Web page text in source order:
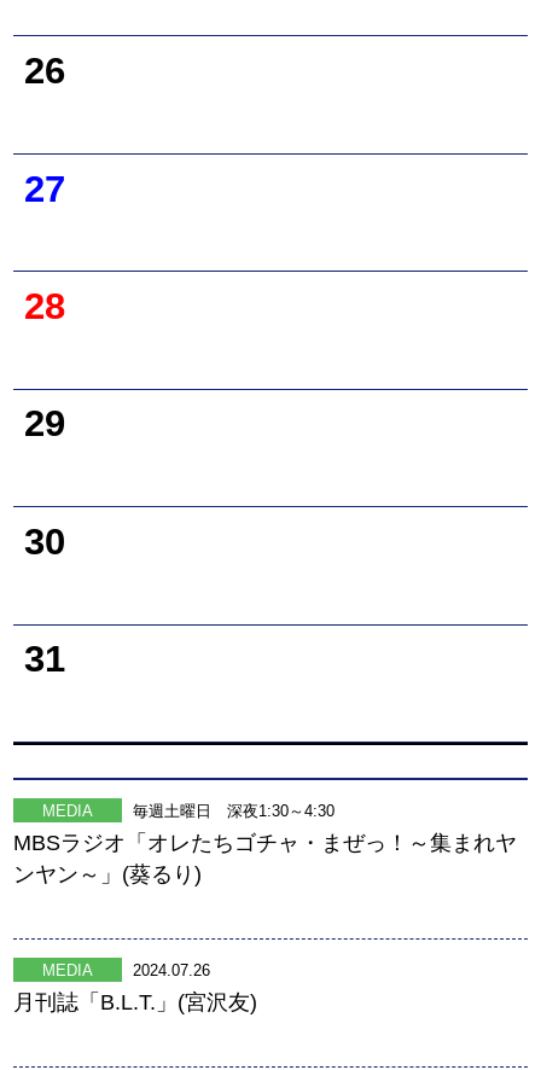
26
27
28
29
30
31
MEDIA 毎週土曜日 深夜1:30～4:30
MBSラジオ「オレたちゴチャ・まぜっ！～集まれヤ
ンヤン～」(葵るり)
MEDIA 2024.07.26
月刊誌「B.L.T.」(宮沢友)